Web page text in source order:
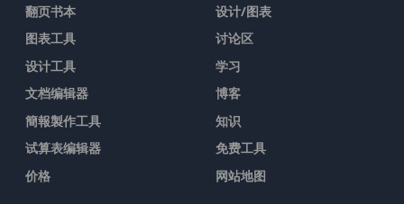
翻页书本
图表工具
设计工具
文档编辑器
簡報製作工具
试算表编辑器
价格
设计/图表
讨论区
学习
博客
知识
免费工具
网站地图